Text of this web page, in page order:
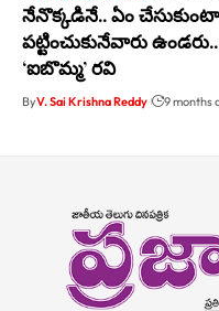
నేనొక్కడినే.. ఏం
పట్టించుకునేవారు
‘ఐబొమ్మ’ రవి
ByV. Sai Krishna Reddy 9 months